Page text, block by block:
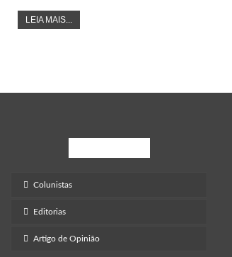
LEIA MAIS...
Colunistas
Editorias
Artigo de Opinião